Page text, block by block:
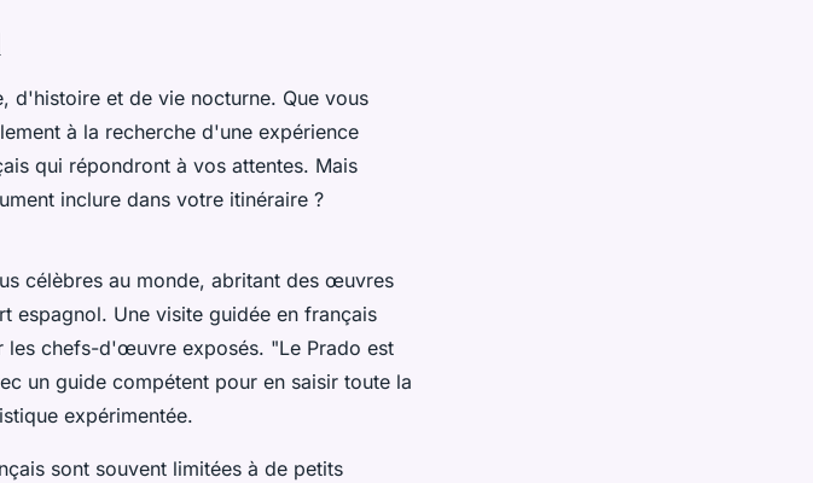
d'histoire et de vie nocturne. Que vous
à la recherche d'une expérience
qui répondront à vos attentes. Mais
inclure dans votre itinéraire ?
célèbres au monde, abritant des œuvres
espagnol. Une visite guidée en français
les chefs-d'œuvre exposés. "Le Prado est
un guide compétent pour en saisir toute la
expérimentée.
sont souvent limitées à de petits